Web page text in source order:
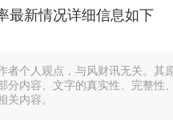
最新情况详细信息如下
者个人观点，与风财讯无关。
分内容、文字的真实性、完整性
关内容。